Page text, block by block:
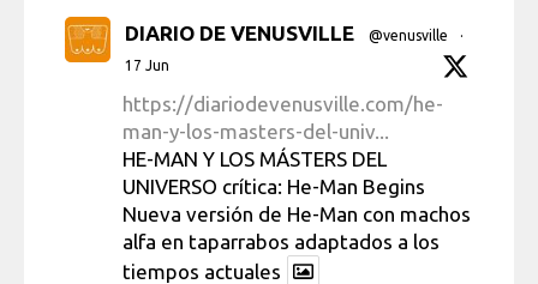
DIARIO DE VENUSVILLE @venusville
·
17 Jun
https://diariodevenusville.com/he-
man-y-los-masters-del-univ...
HE-MAN Y LOS MÁSTERS DEL
UNIVERSO crítica: He-Man Begins
Nueva versión de He-Man con machos
alfa en taparrabos adaptados a los
tiempos actuales